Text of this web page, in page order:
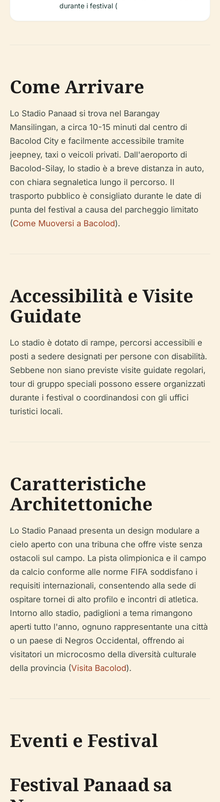
durante i festival (
Come Arrivare
Lo Stadio Panaad si trova nel Barangay
Mansilingan, a circa 10-15 minuti dal centro di
Bacolod City e facilmente accessibile tramite
jeepney, taxi o veicoli privati. Dall'aeroporto di
Bacolod-Silay, lo stadio è a breve distanza in auto,
con chiara segnaletica lungo il percorso. Il
trasporto pubblico è consigliato durante le date di
punta del festival a causa del parcheggio limitato
(Come Muoversi a Bacolod).
Accessibilità e Visite
Guidate
Lo stadio è dotato di rampe, percorsi accessibili e
posti a sedere designati per persone con disabilità.
Sebbene non siano previste visite guidate regolari,
tour di gruppo speciali possono essere organizzati
durante i festival o coordinandosi con gli uffici
turistici locali.
Caratteristiche
Architettoniche
Lo Stadio Panaad presenta un design modulare a
cielo aperto con una tribuna che offre viste senza
ostacoli sul campo. La pista olimpionica e il campo
da calcio conforme alle norme FIFA soddisfano i
requisiti internazionali, consentendo alla sede di
ospitare tornei di alto profilo e incontri di atletica.
Intorno allo stadio, padiglioni a tema rimangono
aperti tutto l'anno, ognuno rappresentante una città
o un paese di Negros Occidental, offrendo ai
visitatori un microcosmo della diversità culturale
della provincia (Visita Bacolod).
Eventi e Festival
Festival Panaad sa